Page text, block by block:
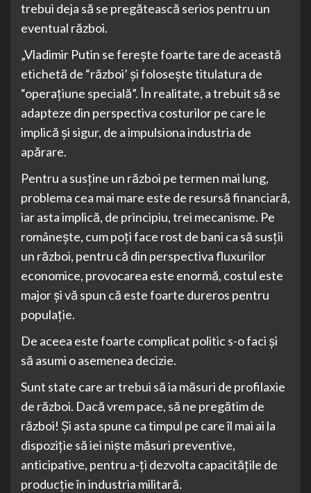
trebui deja să se pregătească serios pentru un
eventual război.
„Vladimir Putin se ferește foarte tare de această
etichetă de “război’ și folosește titulatura de
“operațiune specială”. În realitate, a trebuit să se
adapteze din perspectiva costurilor pe care le
implică și sigur, de a impulsiona industria de
apărare.
Pentru a susține un război pe termen mai lung,
problema cea mai mare este de resursă financiară,
iar asta implică, de principiu, trei mecanisme. Pe
românește, cum poți face rost de bani ca să susții
un război, pentru că din perspectiva fluxurilor
economice, provocarea este enormă, costul este
major și vă spun că este foarte dureros pentru
populație.
De aceea este foarte complicat politic s-o faci și
să asumi o asemenea decizie.
Sunt state care ar trebui să ia măsuri de profilaxie
de război. Dacă vrem pace, să ne pregătim de
război! Și asta spune ca timpul pe care îl mai ai la
dispoziție să iei niște măsuri preventive,
anticipative, pentru a-ți dezvolta capacitățile de
producție în industria militară.